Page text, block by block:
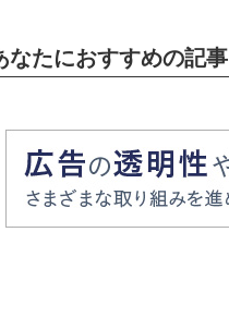
なたにおすすめの記事